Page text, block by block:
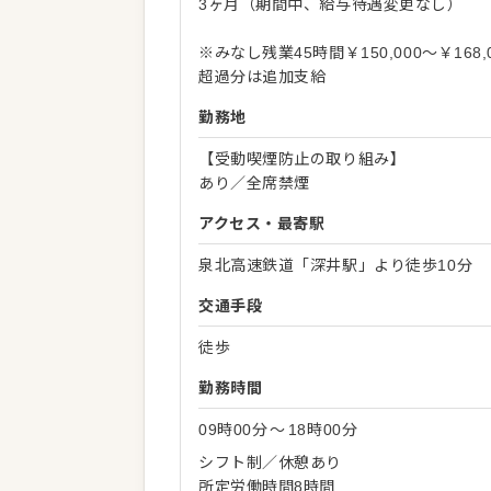
3ヶ月（期間中、給与待遇変更なし）
※みなし残業45時間￥150,000～￥
超過分は追加支給
勤務地
【受動喫煙防止の取り組み】
あり／全席禁煙
アクセス・最寄駅
泉北高速鉄道「深井駅」より徒歩10分
交通手段
徒歩
勤務時間
09時00分〜 18時00分
シフト制／休憩あり
所定労働時間8時間